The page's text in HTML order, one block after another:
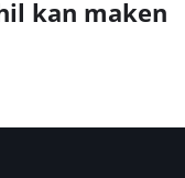
kan maken